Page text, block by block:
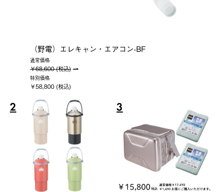
（野電）エレキャン・エアコン-BF
通常価格
￥68,600 (税込)
特別価格
￥58,800 (税込)
2 3